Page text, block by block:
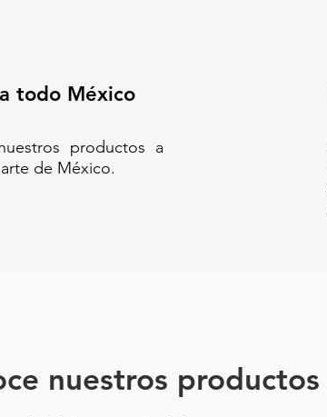
todo México
productos a
de México.
nuestros productos